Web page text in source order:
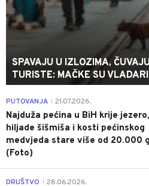
SPAVAJU U IZLOZIMA,
TURISTE: MAČKE SU
PUTOVANJA 21.07.2026.
Najduža pećina u BiH krije jezero,
hiljade šišmiša i kosti pećinskog
medvjeda stare više od 20.000
(Foto)
DRUŠTVO 28.06.2026.